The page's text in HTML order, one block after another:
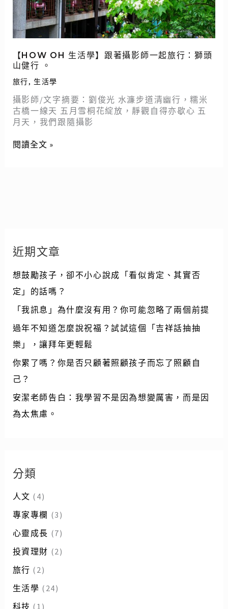
【HOW OH 生活學】跟著攝影師一起旅行：獅頭
山健行 。
旅行, 生活學
攝影師/文字摘要：劉俊光 水濂步道清幽行，糯米
古橋一線天 五月雪桐花綻放，靜觀自得亦歇心 五
月天，我們跟隨攝影
攝
影
師
一
起
行：
獅
頭
山
行
閱讀全文 »
近期文章
想鼓勵孩子，卻不小心說成「看似肯定、其實否
定」的話嗎？
「我訊息」為什麼沒有用？你可能忽略了兩個前提
過年不知道怎麼說祝福？試試這個「吉祥話抽抽
樂」，讓拜年更輕鬆
你累了嗎？你是否只顧著照顧孩子而忘了照顧自
己？
安潔老師告白：我學習不是因為想變厲害，而是因
為太焦慮。
分類
人文 (4)
專家專欄 (3)
心靈成長 (7)
投資理財 (2)
旅行 (2)
生活學 (24)
科技 (1)